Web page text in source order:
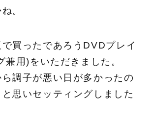
。
買ったであろうDVDプレイ
兼用)をいただきました。
調子が悪い日が多かったの
思いセッティングしました